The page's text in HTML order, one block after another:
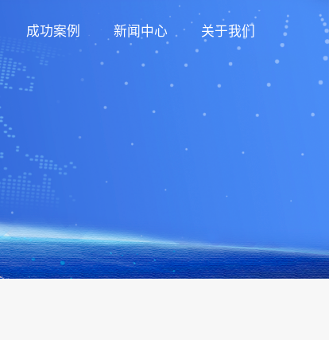
成功案例 新闻中心 关于我们